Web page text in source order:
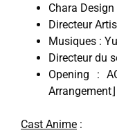
Chara
Directeur
Musiques :
Directeur du
Opening :
Arrangement⌋
Cast Anime :